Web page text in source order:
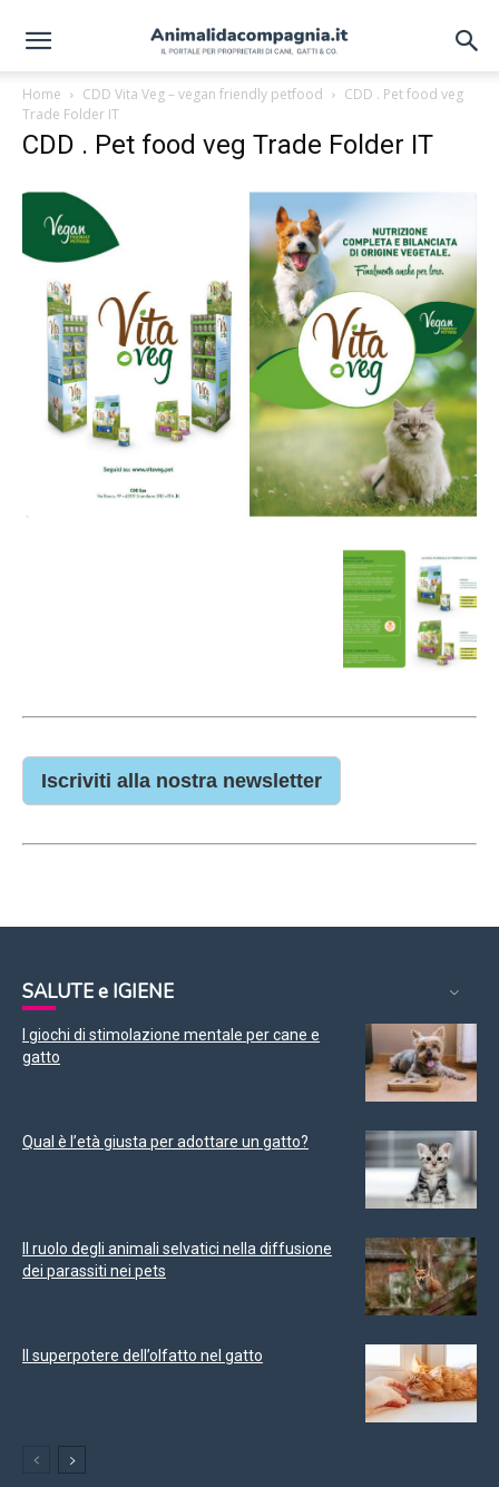
Home CDD Vita Veg – vegan friendly petfood
CDD . Pet food veg
Trade Folder IT
CDD . Pet food veg Trade Folder IT
Iscriviti alla nostra newsletter
SALUTE e IGIENE
I giochi di stimolazione mentale per cane e
gatto
Qual è l’età giusta per adottare un gatto?
Il ruolo degli animali selvatici nella diffusione
dei parassiti nei pets
Il superpotere dell’olfatto nel gatto